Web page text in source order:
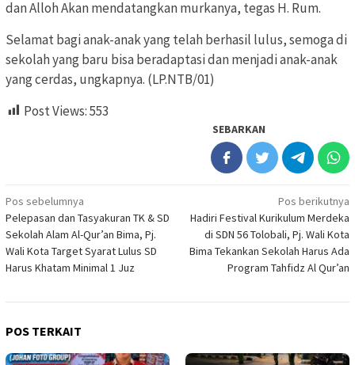
dan Alloh Akan mendatangkan murkanya, tegas H. Rum.
Selamat bagi anak-anak yang telah berhasil lulus, semoga di
sekolah yang baru bisa beradaptasi dan menjadi anak-anak
yang cerdas, ungkapnya. (LP.NTB/01)
Post Views:553
SEBARKAN
Navigasi
pos
Pos sebelumnya
Pelepasan dan Tasyakuran TK & SD
Sekolah Alam Al-Qur’an Bima, Pj.
Wali Kota Target Syarat Lulus SD
Harus Khatam Minimal 1 Juz
Pos berikutnya
Hadiri Festival Kurikulum Merdeka
di SDN 56 Tolobali, Pj. Wali Kota
Bima Tekankan Sekolah Harus Ada
Program Tahfidz Al Qur’an
POS TERKAIT